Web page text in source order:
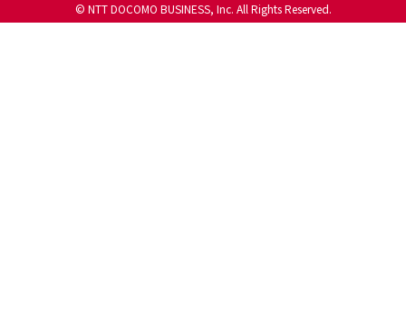
© NTT DOCOMO BUSINESS, Inc. All Rights Reserved.